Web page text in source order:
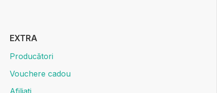
EXTRA
Producători
Vouchere cadou
Afiliați